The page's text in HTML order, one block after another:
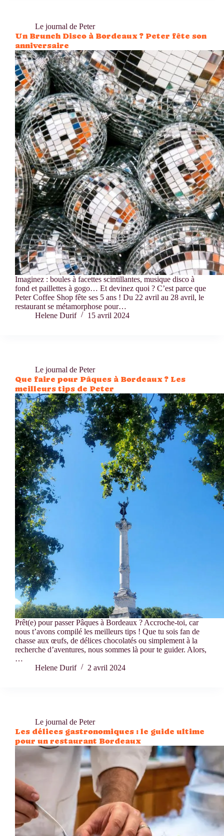
Le journal de Peter
Un Brunch Disco à Bordeaux ? Peter fête son
anniversaire
Imaginez : boules à facettes scintillantes, musique disco à
fond et paillettes à gogo… Et devinez quoi ? C’est parce que
Peter Coffee Shop fête ses 5 ans ! Du 22 avril au 28 avril, le
restaurant se métamorphose pour…
Helene Durif
15 avril 2024
Le journal de Peter
Que faire pour Pâques à Bordeaux ? Les
meilleurs tips de Peter
Prêt(e) pour passer Pâques à Bordeaux ? Accroche-toi, car
nous t’avons compilé les meilleurs tips ! Que tu sois fan de
chasse aux œufs, de délices chocolatés ou simplement à la
recherche d’aventures, nous sommes là pour te guider. Alors,
…
Helene Durif
2 avril 2024
Le journal de Peter
Les délices gastronomiques : le guide ultime
pour un restaurant Bordeaux